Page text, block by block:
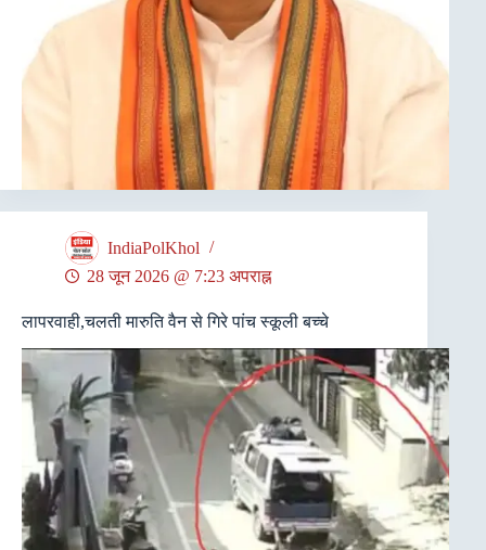
IndiaPolKhol
28 जून 2026 @ 7:23 अपराह्न
लापरवाही,चलती मारुति वैन से गिरे पांच स्कूली बच्चे